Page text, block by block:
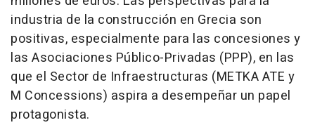
industria de la construcción en Grecia son
positivas, especialmente para las concesiones y
las Asociaciones Público-Privadas (PPP), en las
que el Sector de Infraestructuras (METKA ATE y
M Concessions) aspira a desempeñar un papel
protagonista.